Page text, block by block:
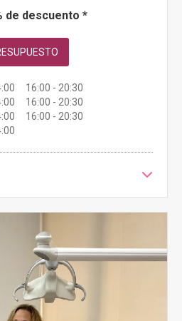
de descuento *
16:00 - 20:30
16:00 - 20:30
16:00 - 20:30